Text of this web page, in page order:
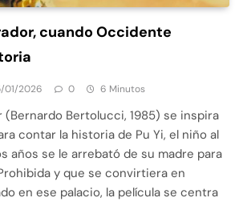
cuando Occidente
01/2026 0 6 Minutos
(Bernardo Bertolucci, 1985) se inspira
contar la historia de Pu Yi, el niño al
años se le arrebató de su madre para
y que se convirtiera en
en ese palacio, la película se centra